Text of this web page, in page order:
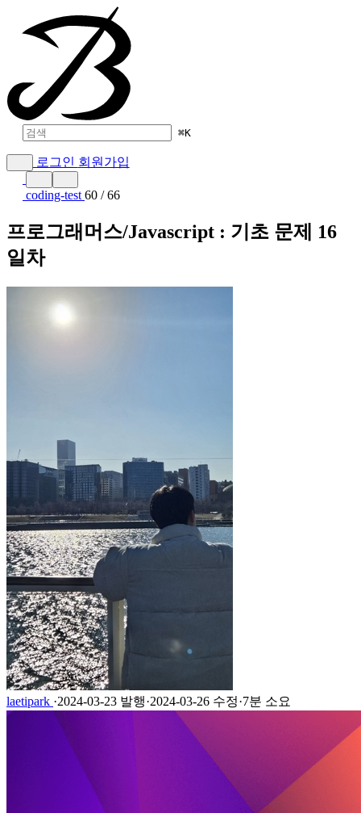
⌘K
로그인 회원가입
coding-test 60 / 66
프로그래머스/Javascript : 기초 문제 16
일차
laetipark ·2024-03-23 발행·2024-03-26 수정·7분 소요